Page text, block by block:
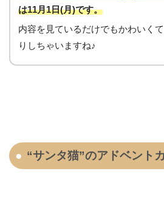
は11月1日(月)です。
内容を見ているだけでもかわいく
りしちゃいますね♪
“サンタ猫”のアドベント